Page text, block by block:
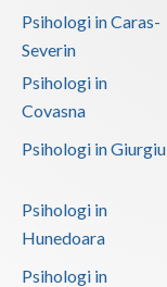
Psihologi in Caras-
Severin
Psihologi in
Covasna
Psihologi in Giurgiu
Psihologi in
Hunedoara
Psihologi in